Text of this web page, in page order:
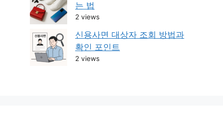
는 법
2 views
신용사면 대상자 조회 방법과
확인 포인트
2 views